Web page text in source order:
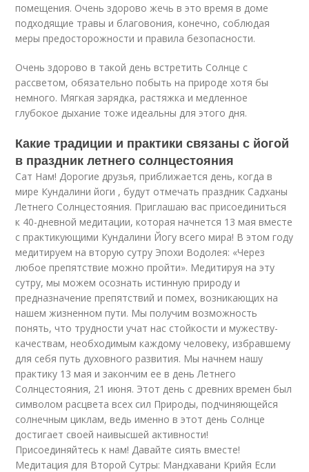
помещения. Очень здорово жечь в это время в доме
подходящие травы и благовония, конечно, соблюдая
меры предосторожности и правила безопасности.
Очень здорово в такой день встретить Солнце с
рассветом, обязательно побыть на природе хотя бы
немного. Мягкая зарядка, растяжка и медленное
глубокое дыхание тоже идеальны для этого дня.
Какие традиции и практики связаны с йогой
в праздник летнего солнцестояния
Сат Нам! Дорогие друзья, приближается день, когда в
мире Кундалини йоги , будут отмечать праздник Садханы
Летнего Солнцестояния. Приглашаю вас присоединиться
к 40-дневной медитации, которая начнется 13 мая вместе
с практикующими Кундалини Йогу всего мира! В этом году
медитируем на вторую сутру Эпохи Водолея: «Через
любое препятствие можно пройти». Медитируя на эту
сутру, мы можем осознать истинную природу и
предназначение препятствий и помех, возникающих на
нашем жизненном пути. Мы получим возможность
понять, что трудности учат нас стойкости и мужеству-
качествам, необходимым каждому человеку, избравшему
для себя путь духовного развития. Мы начнем нашу
практику 13 мая и закончим ее в день Летнего
Солнцестояния, 21 июня. Этот день с древних времен был
символом расцвета всех сил Природы, подчиняющейся
солнечным циклам, ведь именно в этот день Солнце
достигает своей наивысшей активности!
Присоединяйтесь к нам! Давайте сиять вместе!
Медитация для Второй Сутры: Мандхавани Крийя Если